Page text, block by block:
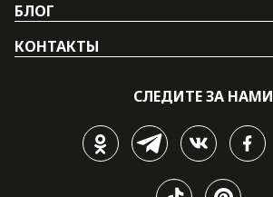
БЛОГ
КОНТАКТЫ
СЛЕДИТЕ ЗА НАМИ